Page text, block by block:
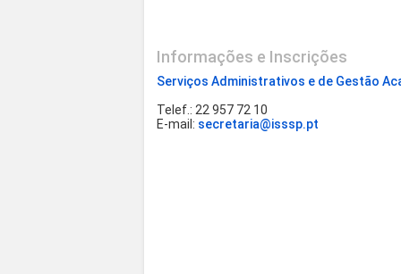
Informações e Inscrições
Serviços Administrativos e de Gestão
Telef.: 22 957 72 10
E-mail: secretaria@isssp.pt